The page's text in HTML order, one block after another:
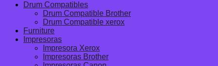
Drum Compatibles
Drum Compatible Brother
Drum Compatible xerox
Furniture
Impresoras
Impresora Xerox
Impresoras Brother